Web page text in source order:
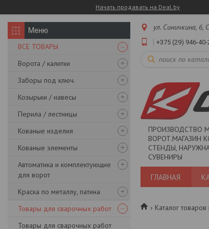
Начать продавать на Deal.by
ВСЕ ТОВАРЫ
Ворота / калитки
Заборы под ключ.
Козырьки / навесы
Перила / лестницы
Кованые изделия
Кованые элементы
Автоматика и комплектующие
для ворот
Краска по металлу, патина
Товары для сварочных работ
Товары для сварочных работ
ул. Синичкина, 6,
+375 (29) 946-40-
ПРОИЗВОДСТВО
ВОРОТ.МАГАЗИН
СТЕНДЫ,
СУВЕНИРЫ
ГЛАВНАЯ
Каталог товаров